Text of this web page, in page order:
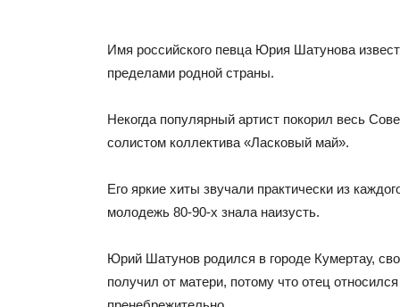
Имя российского певца Юрия Шатунова
пределами родной страны.
Некогда популярный артист покорил весь
солистом коллектива «Ласковый май».
Его яркие хиты звучали практически из
молодежь 80-90-х знала наизусть.
Юрий Шатунов родился в городе Кумертау,
получил от матери, потому что отец